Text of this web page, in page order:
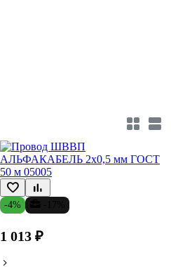
-4%
1 013 ₽